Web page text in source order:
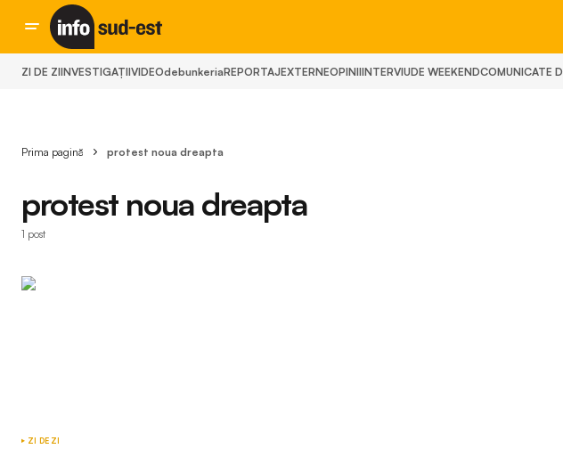
ZI DE ZIINVESTIGAȚIIVIDEOdebunkeriaREPORTAJEXTERNEOPINIIINTERVIUDE WEEKENDCOMUNICATE
Prima pagină protest noua dreapta
protest noua dreapta
1 post
ZI DE ZI